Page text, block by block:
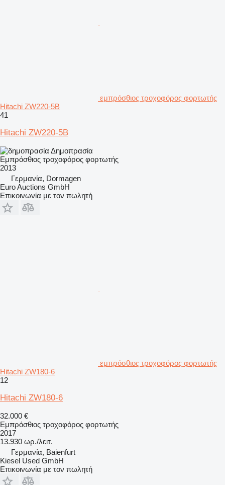
εμπρόσθιος τροχοφόρος φορτωτής
Hitachi ZW220-5B
41
Hitachi ZW220-5B
Δημοπρασία
Εμπρόσθιος τροχοφόρος φορτωτής
2013
Γερμανία, Dormagen
Euro Auctions GmbH
Επικοινωνία με τον πωλητή
εμπρόσθιος τροχοφόρος φορτωτής
Hitachi ZW180-6
12
Hitachi ZW180-6
32.000 €
Εμπρόσθιος τροχοφόρος φορτωτής
2017
13.930 ωρ./λειτ.
Γερμανία, Baienfurt
Kiesel Used GmbH
Επικοινωνία με τον πωλητή